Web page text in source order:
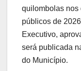
quilombolas nos
públicos de
Executivo,
será publicada
do Município.